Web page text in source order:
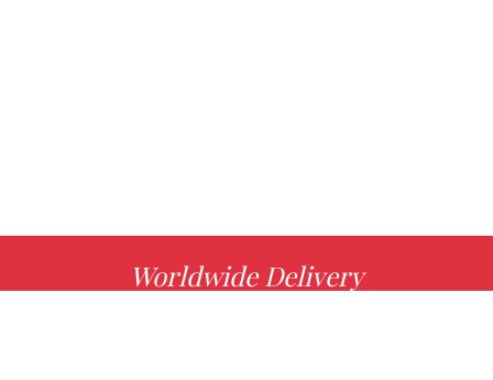
Worldwide Delivery